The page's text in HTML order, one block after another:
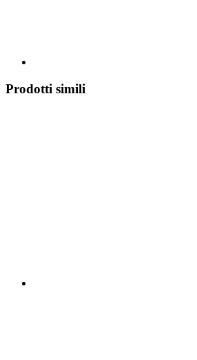
Prodotti simili